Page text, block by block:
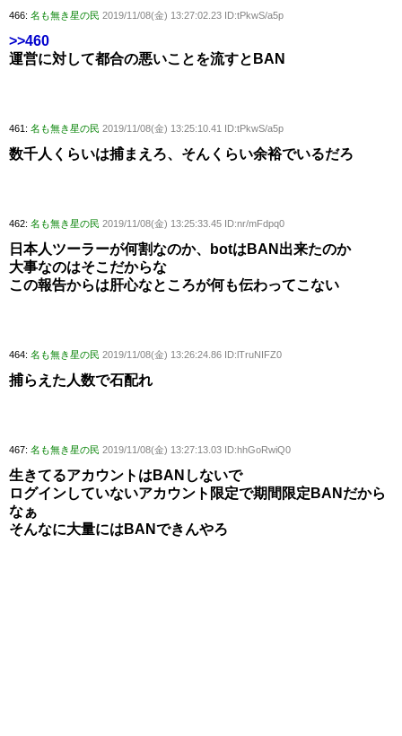
466: 名も無き星の民 2019/11/08(金) 13:27:02.23 ID:tPkwS/a5p
>>460
運営に対して都合の悪いことを流すとBAN
461: 名も無き星の民 2019/11/08(金) 13:25:10.41 ID:tPkwS/a5p
数千人くらいは捕まえろ、そんくらい余裕でいるだろ
462: 名も無き星の民 2019/11/08(金) 13:25:33.45 ID:nr/mFdpq0
日本人ツーラーが何割なのか、botはBAN出来たのか
大事なのはそこだからな
この報告からは肝心なところが何も伝わってこない
464: 名も無き星の民 2019/11/08(金) 13:26:24.86 ID:lTruNIFZ0
捕らえた人数で石配れ
467: 名も無き星の民 2019/11/08(金) 13:27:13.03 ID:hhGoRwiQ0
生きてるアカウントはBANしないで
ログインしていないアカウント限定で期間限定BANだから
なぁ
そんなに大量にはBANできんやろ